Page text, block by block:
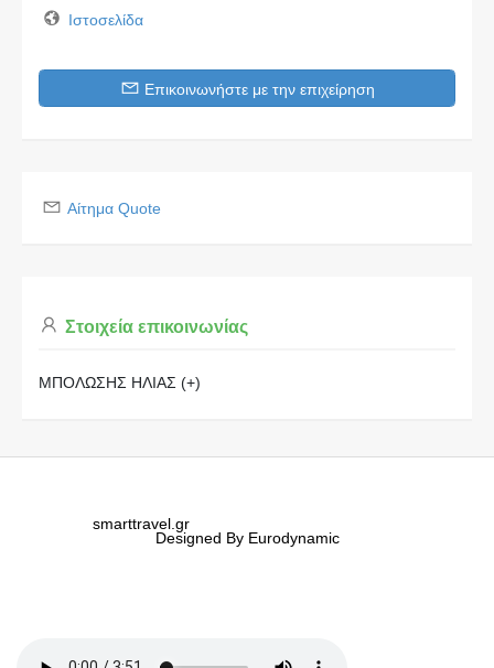
Ιστοσελίδα
Επικοινωνήστε με την επιχείρηση
Αίτημα Quote
Στοιχεία επικοινωνίας
ΜΠΟΛΩΣΗΣ ΗΛΙΑΣ (+)
smarttravel.gr
Designed By Eurodynamic